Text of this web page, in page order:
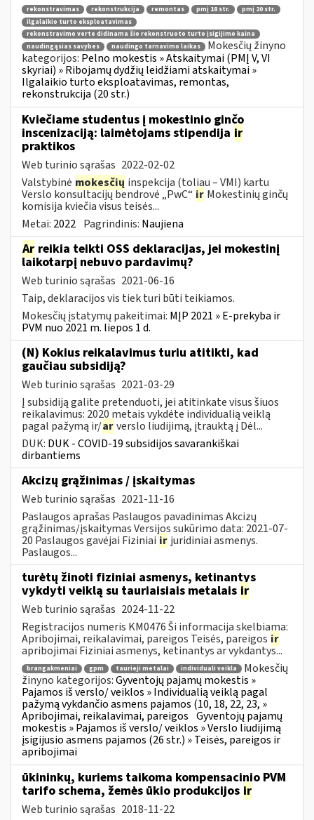
rekonstravimas rekonstrukcija remontas pmį 18 str.
pmį 20 str.
ilgalaikio turto eksploatavimas
rekonstravimo verte didinama šio rekonstruoto turto įsigijimo kaina
naudingąsias savybes
naudingo tarnavimo laikas
Mokesčių žinyno
kategorijos: Pelno mokestis » Atskaitymai (PMĮ V, VI
skyriai) » Ribojamų dydžių leidžiami atskaitymai »
Ilgalaikio turto eksploatavimas, remontas,
rekonstrukcija (20 str.)
Kviečiame studentus į mokestinio ginčo
inscenizaciją: laimėtojams stipendija ir
praktikos
Web turinio sąrašas 2022-02-02
Valstybinė mokesčių inspekcija (toliau – VMI) kartu
Verslo konsultacijų bendrovė „PwC“ ir Mokestinių ginčų
komisija kviečia visus teisės...
Metai: 2022 Pagrindinis: Naujiena
Ar reikia teikti OSS deklaracijas, jei mokestinį
laikotarpį nebuvo pardavimų?
Web turinio sąrašas 2021-06-16
Taip, deklaracijos vis tiek turi būti teikiamos.
Mokesčių įstatymų pakeitimai: MĮP 2021 » E-prekyba ir
PVM nuo 2021 m. liepos 1 d.
(N) Kokius reikalavimus turiu atitikti, kad
gaučiau subsidiją?
Web turinio sąrašas 2021-03-29
Į subsidiją galite pretenduoti, jei atitinkate visus šiuos
reikalavimus: 2020 metais vykdėte individualią veiklą
pagal pažymą ir/arverslo liudijimą, įtrauktą į Dėl...
DUK: DUK - COVID-19 subsidijos savarankiškai
dirbantiems
Akcizų grąžinimas / įskaitymas
Web turinio sąrašas 2021-11-16
Paslaugos aprašas Paslaugos pavadinimas Akcizų
grąžinimas/įskaitymas Versijos sukūrimo data: 2021-07-
20 Paslaugos gavėjai Fiziniai ir juridiniai asmenys.
Paslaugos...
turėtų žinoti fiziniai asmenys, ketinantys
vykdyti veiklą su tauriaisiais metalais ir
Web turinio sąrašas 2024-11-22
Registracijos numeris KM0476 Ši informacija skelbiama:
Apribojimai, reikalavimai, pareigos Teisės, pareigos ir
apribojimai Fiziniai asmenys, ketinantys ar vykdantys...
brangakmeniai gpm taurieji metalai individuali veikla
Mokesčių
žinyno kategorijos:Gyventojų pajamų mokestis »
Pajamos iš verslo/ veiklos » Individualią veiklą pagal
pažymą vykdančio asmens pajamos (10, 18, 22, 23, »
Apribojimai, reikalavimai, pareigos Gyventojų pajamų
mokestis » Pajamos iš verslo/ veiklos » Verslo liudijimą
įsigijusio asmens pajamos (26 str.) » Teisės, pareigos ir
apribojimai
ūkininkų, kuriems taikoma kompensacinio PVM
tarifo schema, žemės ūkio produkcijos ir
Web turinio sąrašas 2018-11-22